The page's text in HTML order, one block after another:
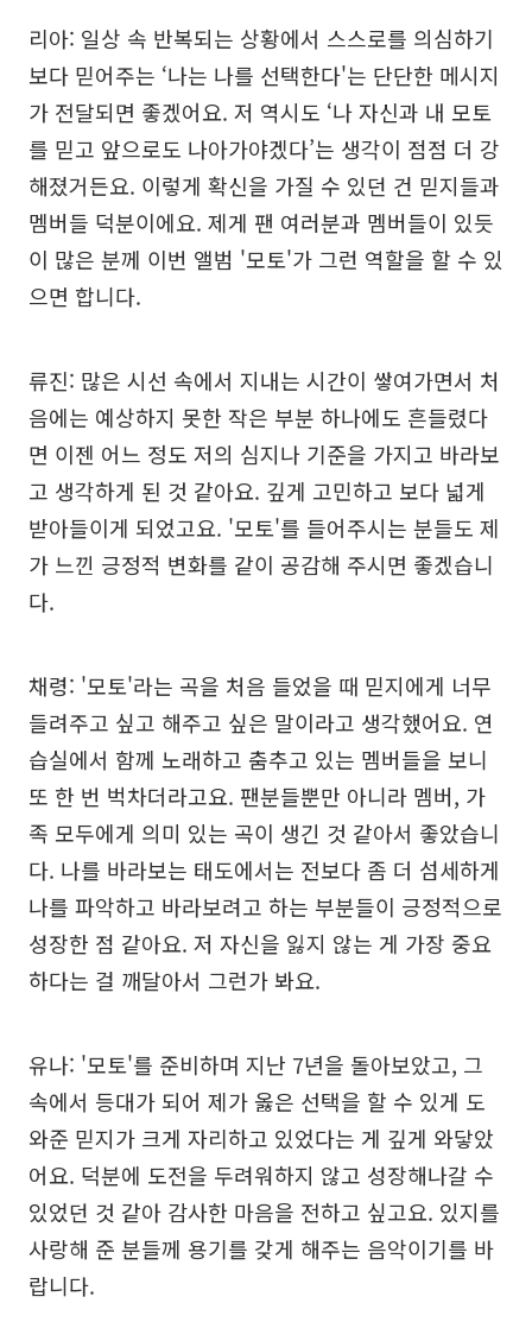
리아: 일상 속 반복되는 상황에서 스스로를 의심하기
보다 믿어주는 ‘나는 나를 선택한다'는 단단한 메시지
가 전달되면 좋겠어요. 저 역시도 ‘나 자신과 내 모토
를 믿고 앞으로도 나아가야겠다’는 생각이 점점 더 강
해졌거든요. 이렇게 확신을 가질 수 있던 건 믿지들과
멤버들 덕분이에요. 제게 팬 여러분과 멤버들이 있듯
이 많은 분께 이번 앨범 '모토'가 그런 역할을 할 수 있
으면 합니다.
류진: 많은 시선 속에서 지내는 시간이 쌓여가면서 처
음에는 예상하지 못한 작은 부분 하나에도 흔들렸다
면 이젠 어느 정도 저의 심지나 기준을 가지고 바라보
고 생각하게 된 것 같아요. 깊게 고민하고 보다 넓게
받아들이게 되었고요. '모토'를 들어주시는 분들도 제
가 느낀 긍정적 변화를 같이 공감해 주시면 좋겠습니
다.
채령: '모토'라는 곡을 처음 들었을 때 믿지에게 너무
들려주고 싶고 해주고 싶은 말이라고 생각했어요. 연
습실에서 함께 노래하고 춤추고 있는 멤버들을 보니
또 한 번 벅차더라고요. 팬분들뿐만 아니라 멤버, 가
족 모두에게 의미 있는 곡이 생긴 것 같아서 좋았습니
다. 나를 바라보는 태도에서는 전보다 좀 더 섬세하게
나를 파악하고 바라보려고 하는 부분들이 긍정적으로
성장한 점 같아요. 저 자신을 잃지 않는 게 가장 중요
하다는 걸 깨달아서 그런가 봐요.
유나: '모토'를 준비하며 지난 7년을 돌아보았고, 그
속에서 등대가 되어 제가 옳은 선택을 할 수 있게 도
와준 믿지가 크게 자리하고 있었다는 게 깊게 와닿았
어요. 덕분에 도전을 두려워하지 않고 성장해나갈 수
있었던 것 같아 감사한 마음을 전하고 싶고요. 있지를
사랑해 준 분들께 용기를 갖게 해주는 음악이기를 바
랍니다.